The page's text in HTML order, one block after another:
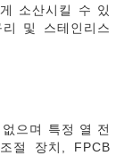
소산시킬 수 있
및 스테인리스
으며 특정 열 전
절 장치, FPCB